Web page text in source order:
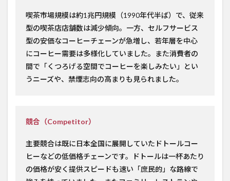
喫茶市場規模は約1兆円規模（1990年代半ば）で、従来
型の喫茶店店舗数は減少傾向。一方、セルフサービス
型の安価なコーヒーチェーンが急増し、若年層を中心
にコーヒー需要は多様化していました。また消費者の
間で「くつろげる空間でコーヒーを楽しみたい」とい
うニーズや、禁煙志向の高まりも見られました。
競合（Competitor）
主要競合は既に日本全国に展開していたドトールコー
ヒーなどの低価格チェーンです。ドトールは一杯あたり
の価格が安く提供スピードも速い「庶民的」な路線で